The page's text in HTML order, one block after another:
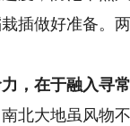
插做好准备。
，在于融入寻常
大地虽风物不